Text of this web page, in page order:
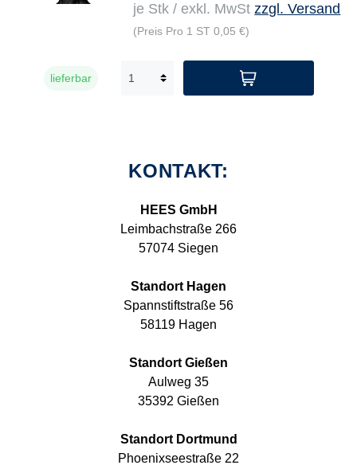
je Stk / exkl. MwStzzgl. Versand
(Preis Pro 1 ST 0,05 €)
lieferbar
KONTAKT:
HEES GmbH
Leimbachstraße 266
57074 Siegen
Standort Hagen
Spannstiftstraße 56
58119 Hagen
Standort Gießen
Aulweg 35
35392 Gießen
Standort Dortmund
Phoenixseestraße 22